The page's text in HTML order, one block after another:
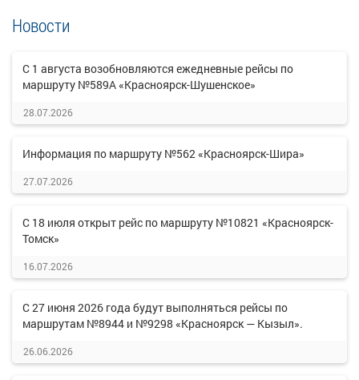
Новости
С 1 августа возобновляются ежедневные рейсы по
маршруту №589А «Красноярск-Шушенское»
28.07.2026
Информация по маршруту №562 «Красноярск-Шира»
27.07.2026
С 18 июля открыт рейс по маршруту №10821 «Красноярск-
Томск»
16.07.2026
С 27 июня 2026 года будут выполняться рейсы по
маршрутам №8944 и №9298 «Красноярск — Кызыл».
26.06.2026